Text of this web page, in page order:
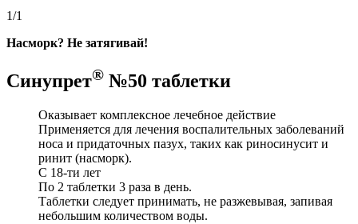
1/1
Насморк? Не затягивай!
Синупрет® №50 таблетки
Оказывает комплексное лечебное действие
Применяется для лечения воспалительных заболеваний
носа и придаточных пазух, таких как риносинусит и
ринит (насморк).
С 18-ти лет
По 2 таблетки 3 раза в день.
Таблетки следует принимать, не разжевывая, запивая
небольшим количеством воды.